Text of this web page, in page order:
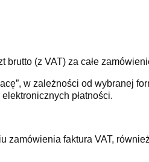
(z VAT) za całe
w zależności od wybranej
płatności.
faktura VAT,